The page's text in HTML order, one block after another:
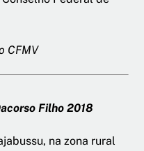
CFMV
Filho 2018
na zona rural